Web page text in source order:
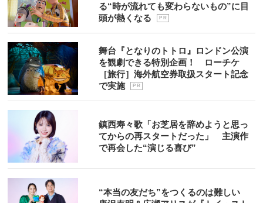
る“時が流れても変わらないもの”に目
頭が熱くなる
P R
舞台『となりのトトロ』ロンドン公演
を観劇できる特別企画！ ローチケ
［旅行］海外航空券取扱スタート記念
で実施
P R
鎮西寿々歌「お芝居を辞めようと思っ
てからの再スタートだった」 主演作
で再会した“演じる喜び”
“本当の友だち”をつくるのは難しい